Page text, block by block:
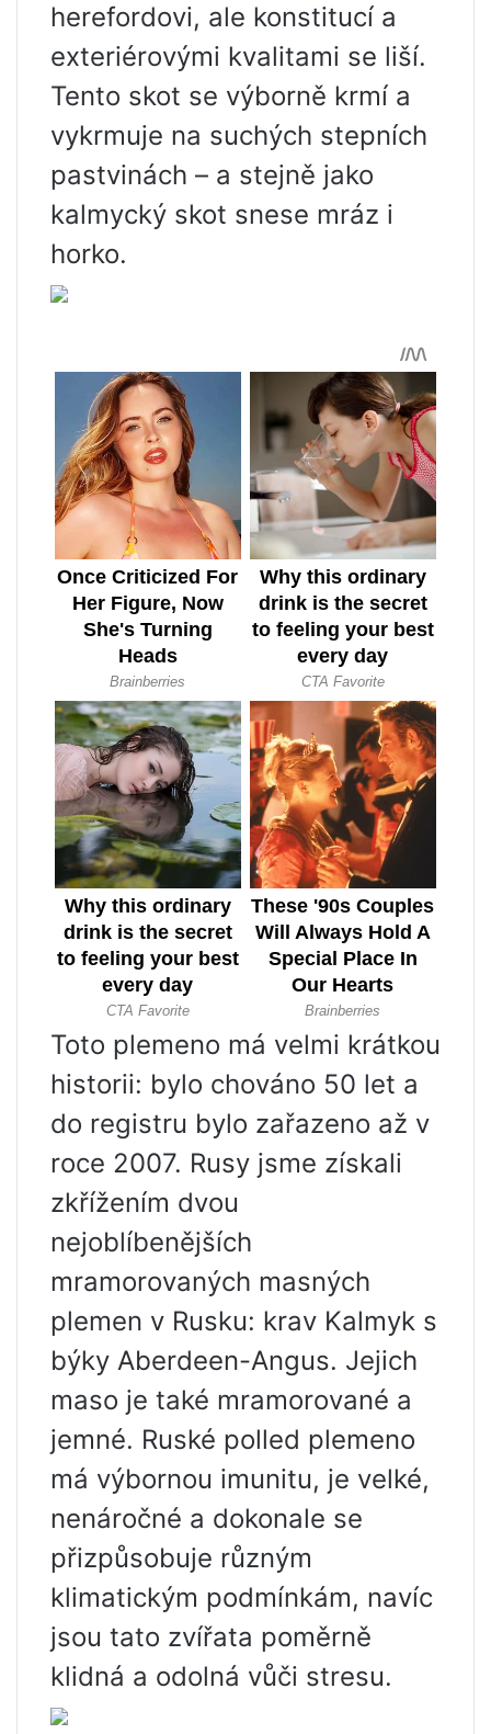
herefordovi, ale konstitucí a
exteriérovými kvalitami se liší.
Tento skot se výborně krmí a
vykrmuje na suchých stepních
pastvinách – a stejně jako
kalmycký skot snese mráz i
horko.
Toto plemeno má velmi krátkou
historii: bylo chováno 50 let a
do registru bylo zařazeno až v
roce 2007. Rusy jsme získali
zkřížením dvou
nejoblíbenějších
mramorovaných masných
plemen v Rusku: krav Kalmyk s
býky Aberdeen-Angus. Jejich
maso je také mramorované a
jemné. Ruské polled plemeno
má výbornou imunitu, je velké,
nenáročné a dokonale se
přizpůsobuje různým
klimatickým podmínkám, navíc
jsou tato zvířata poměrně
klidná a odolná vůči stresu.